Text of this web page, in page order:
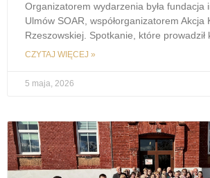
Organizatorem wydarzenia była fundacja
Ulmów SOAR, współorganizatorem Akcja
Rzeszowskiej. Spotkanie, które prowadził
CZYTAJ WIĘCEJ »
5 maja, 2026